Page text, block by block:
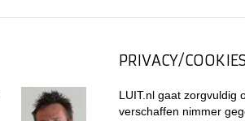
PRIVACY/
LUIT.nl gaat zorgvuldig
verschaffen nimmer